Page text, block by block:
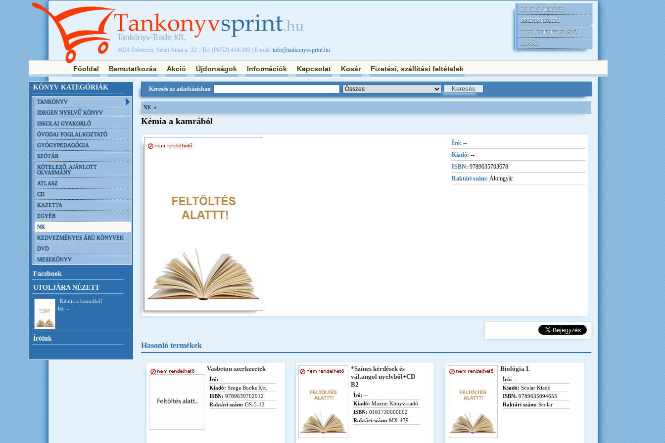
4024 Debrecen, Szent Anna u. 32. | Tel: (06/52) 414-390 | E-mail: info@tankonyvsprint.hu
BEJELENTKEZÉS
REGISZTRÁCIÓ
ELFELEJTETT JELSZÓ
KOSÁR
Főoldal Bemutatkozás Akció Újdonságok Információk Kapcsolat Kosár Fizetési, szállítási feltételek
KÖNYV KATEGÓRIÁK
TANKÖNYV
IDEGEN NYELVŰ KÖNYV
ISKOLAI GYAKORLÓ
ÓVODAI FOGLALKOZTATÓ
GYÓGYPEDAGÓGIA
SZÓTÁR
KÖTELEZŐ, AJÁNLOTT
OLVASMÁNY
ATLASZ
CD
KAZETTA
EGYÉB
NK
KEDVEZMÉNYES ÁRÚ KÖNYVEK
DVD
MESEKÖNYV
Facebook
UTOLJÁRA NÉZETT
Kémia a kamrából
Író: --
Íróink
Keresés az adatbázisban
NK »
Kémia a kamrából
Író: --
Kiadó: --
ISBN: 9789635703678
Raktári szám: Álomgyár
Hasonló termékek
Vasbeton szerkezetek
Író: --
Kiadó: Szega Books Kft.
ISBN: 9789639702912
Raktári szám: GS-5-12
*Színes kérdések és
vál.angol nyelvből+CD
B2
Író: --
Kiadó: Maxim Könyvkiadó
ISBN: 0161730000002
Raktári szám: MX-479
Biológia I.
Író: --
Kiadó: Scolar Kiadó
ISBN: 9789635094653
Raktári szám: Scolar